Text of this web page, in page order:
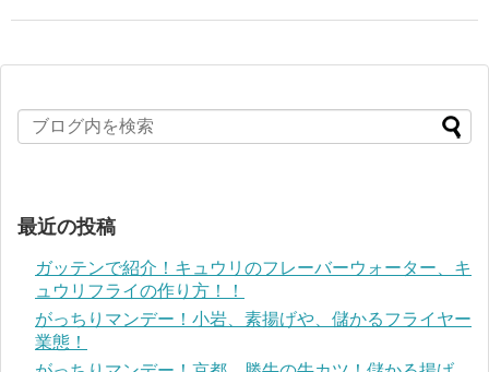
最近の投稿
ガッテンで紹介！キュウリのフレーバーウォーター、キ
ュウリフライの作り方！！
がっちりマンデー！小岩、素揚げや、儲かるフライヤー
業態！